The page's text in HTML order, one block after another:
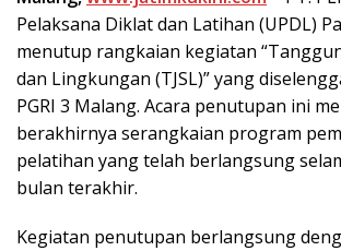
Pelaksana Diklat dan Latihan (UPDL)
menutup rangkaian kegiatan
dan Lingkungan (TJSL)” yang
PGRI 3 Malang. Acara penutupan ini
berakhirnya serangkaian program
pelatihan yang telah berlangsung
bulan terakhir.
Kegiatan penutupan berlangsung